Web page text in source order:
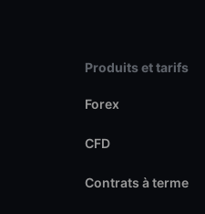
Produits et tarifs
Forex
CFD
Contrats à terme